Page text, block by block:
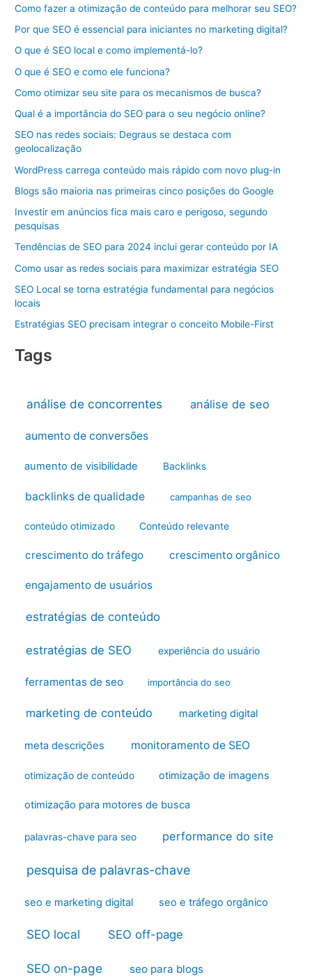
Como fazer a otimização de conteúdo para melhorar seu SEO?
Por que SEO é essencial para iniciantes no marketing digital?
O que é SEO local e como implementá-lo?
O que é SEO e como ele funciona?
Como otimizar seu site para os mecanismos de busca?
Qual é a importância do SEO para o seu negócio online?
SEO nas redes sociais: Degraus se destaca com
geolocalização
WordPress carrega conteúdo mais rápido com novo plug-in
Blogs são maioria nas primeiras cinco posições do Google
Investir em anúncios fica mais caro e perigoso, segundo
pesquisas
Tendências de SEO para 2024 inclui gerar conteúdo por IA
Como usar as redes sociais para maximizar estratégia SEO
SEO Local se torna estratégia fundamental para negócios
locais
Estratégias SEO precisam integrar o conceito Mobile-First
Tags
análise de concorrentes análise de seo
aumento de conversões
aumento de visibilidade Backlinks
backlinks de qualidade campanhas de seo
conteúdo otimizado Conteúdo relevante
crescimento do tráfego crescimento orgânico
engajamento de usuários
estratégias de conteúdo
estratégias de SEO experiência do usuário
ferramentas de seo importância do seo
marketing de conteúdo marketing digital
meta descrições monitoramento de SEO
otimização de conteúdo otimização de imagens
otimização para motores de busca
palavras-chave para seo performance do site
pesquisa de palavras-chave
seo e marketing digital seo e tráfego orgânico
SEO local SEO off-page
SEO on-page seo para blogs